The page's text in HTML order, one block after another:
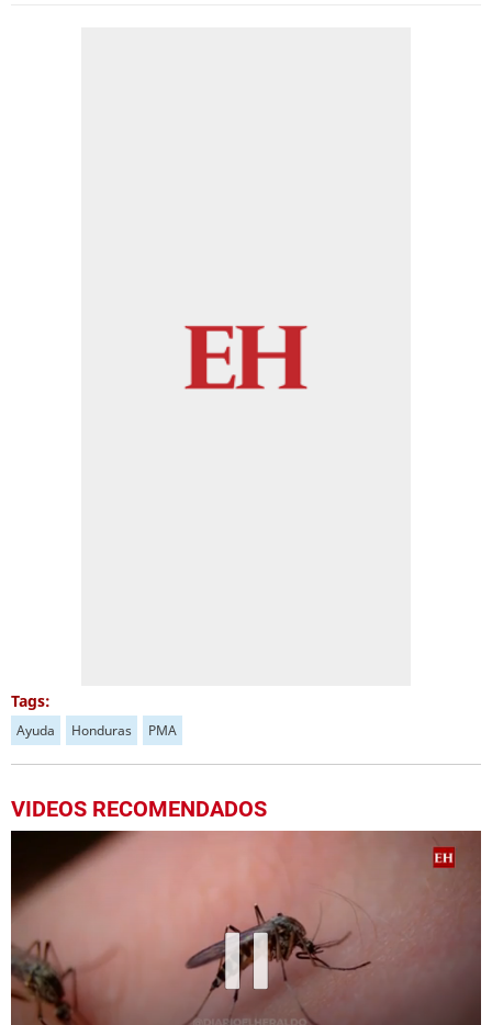
Tags:
Ayuda Honduras PMA
VIDEOS RECOMENDADOS